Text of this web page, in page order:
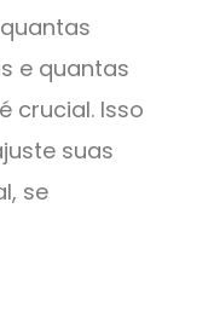
e quantas
crucial. Isso
suas
se